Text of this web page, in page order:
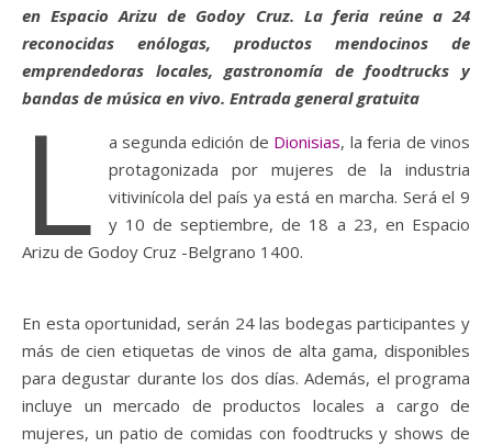
en Espacio Arizu de Godoy Cruz. La feria reúne a 24
reconocidas enólogas, productos mendocinos de
emprendedoras locales, gastronomía de foodtrucks y
bandas de música en vivo. Entrada general gratuita
L a segunda edición de Dionisias, la feria de vinos
protagonizada por mujeres de la industria
vitivinícola del país ya está en marcha. Será el 9
y 10 de septiembre, de 18 a 23, en Espacio
Arizu de Godoy Cruz -Belgrano 1400.
En esta oportunidad, serán 24 las bodegas participantes y
más de cien etiquetas de vinos de alta gama, disponibles
para degustar durante los dos días. Además, el programa
incluye un mercado de productos locales a cargo de
mujeres, un patio de comidas con foodtrucks y shows de